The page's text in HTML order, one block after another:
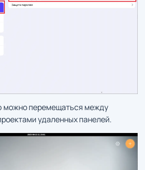
можно перемещаться между
удаленных панелей.